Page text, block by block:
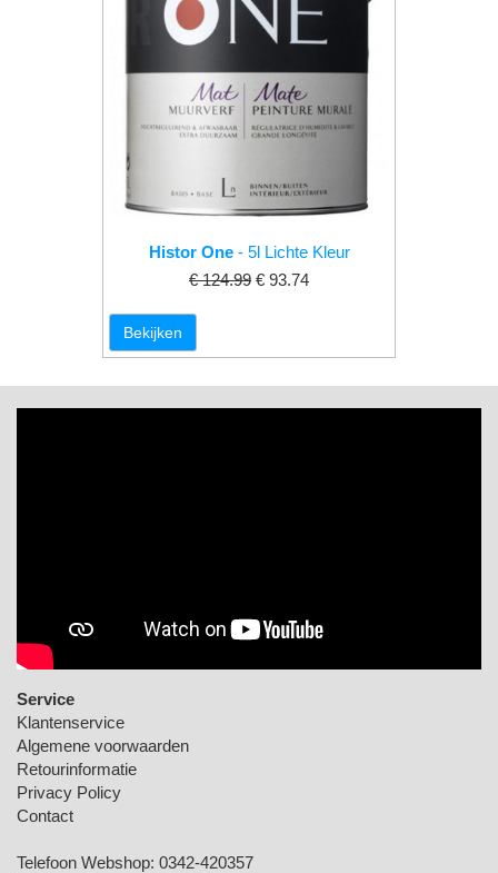
Histor One- 5l Lichte Kleur
€ 124.99 € 93.74
Bekijken
Service
Klantenservice
Algemene voorwaarden
Retourinformatie
Privacy Policy
Contact
Telefoon Webshop: 0342-420357